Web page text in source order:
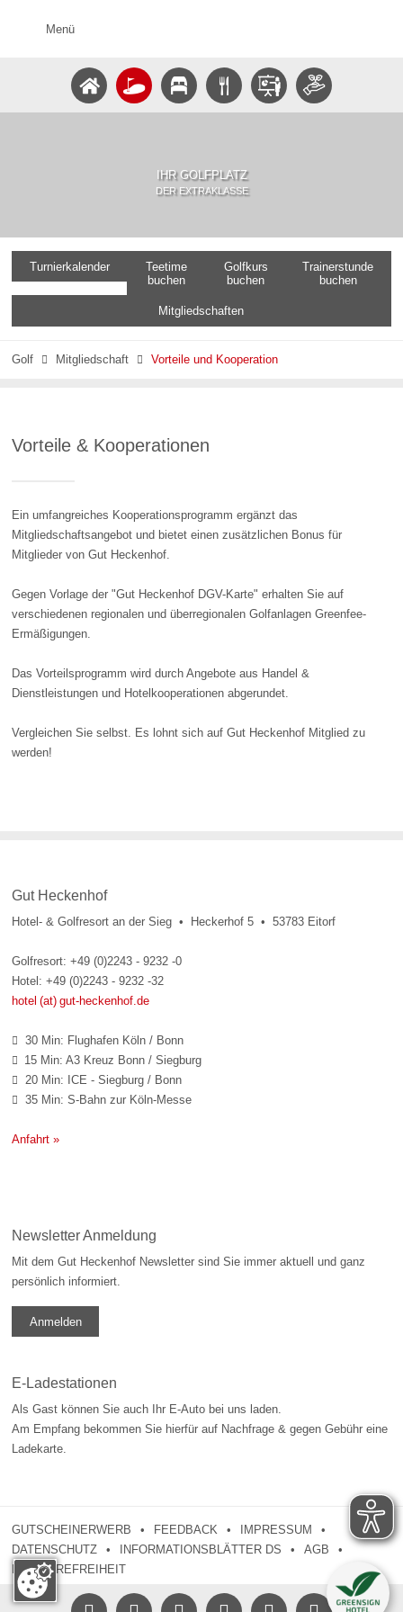
Menü
IHR GOLFPLATZ
DER EXTRAKLASSE
Turnierkalender
Teetime
buchen
Golfkurs
buchen
Trainerstunde
buchen
Mitgliedschaften
Golf  Mitgliedschaft  Vorteile und Kooperation
Vorteile & Kooperationen
Ein umfangreiches Kooperationsprogramm ergänzt das
Mitgliedschaftsangebot und bietet einen zusätzlichen Bonus für
Mitglieder von Gut Heckenhof.
Gegen Vorlage der "Gut Heckenhof DGV-Karte" erhalten Sie auf
verschiedenen regionalen und überregionalen Golfanlagen Greenfee-
Ermäßigungen.
Das Vorteilsprogramm wird durch Angebote aus Handel &
Dienstleistungen und Hotelkooperationen abgerundet.
Vergleichen Sie selbst. Es lohnt sich auf Gut Heckenhof Mitglied zu
werden!
Gut Heckenhof
Hotel- & Golfresort an der Sieg • Heckerhof 5 • 53783 Eitorf
Golfresort: +49 (0)2243 - 9232 -0
Hotel: +49 (0)2243 - 9232 -32
hotel (at) gut-heckenhof.de
 30 Min: Flughafen Köln / Bonn
 15 Min: A3 Kreuz Bonn / Siegburg
 20 Min: ICE - Siegburg / Bonn
 35 Min: S-Bahn zur Köln-Messe
Anfahrt »
Newsletter Anmeldung
Mit dem Gut Heckenhof Newsletter sind Sie immer aktuell und ganz
persönlich informiert.
Anmelden
E-Ladestationen
Als Gast können Sie auch Ihr E-Auto bei uns laden.
Am Empfang bekommen Sie hierfür auf Nachfrage & gegen Gebühr eine
Ladekarte.
GUTSCHEINERWERB FEEDBACK
IMPRESSUM
DATENSCHUTZ
INFORMATIONSBLÄTTER DS
AGB
BARRIEREFREIHEIT